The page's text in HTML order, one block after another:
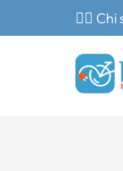
🙎‍♂️ Chi